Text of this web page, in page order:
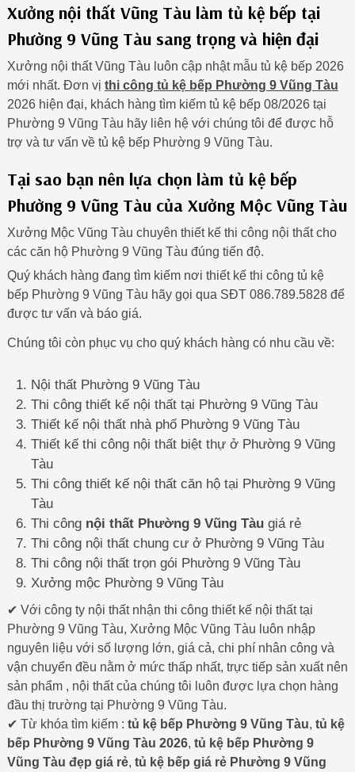
Xưởng nội thất Vũng Tàu làm tủ kệ bếp tại
Phường 9 Vũng Tàu sang trọng và hiện đại
Xưởng nội thất Vũng Tàu luôn cập nhật mẫu tủ kệ bếp 2026
mới nhất. Đơn vị thi công tủ kệ bếp Phường 9 Vũng Tàu
2026 hiện đại, khách hàng tìm kiếm tủ kệ bếp 08/2026 tại
Phường 9 Vũng Tàu hãy liên hệ với chúng tôi để được hỗ
trợ và tư vấn về tủ kệ bếp Phường 9 Vũng Tàu.
Tại sao bạn nên lựa chọn làm tủ kệ bếp
Phường 9 Vũng Tàu của Xưởng Mộc Vũng Tàu
Xưởng Mộc Vũng Tàu chuyên thiết kế thi công nội thất cho
các căn hộ Phường 9 Vũng Tàu đúng tiến độ.
Quý khách hàng đang tìm kiếm nơi thiết kế thi công tủ kệ
bếp Phường 9 Vũng Tàu hãy gọi qua SĐT 086.789.5828 để
được tư vấn và báo giá.
Chúng tôi còn phục vụ cho quý khách hàng có nhu cầu về:
Nội thất Phường 9 Vũng Tàu
Thi công thiết kế nội thất tại Phường 9 Vũng Tàu
Thiết kế nội thất nhà phố Phường 9 Vũng Tàu
Thiết kế thi công nội thất biệt thự ở Phường 9 Vũng
Tàu
Thi công thiết kế nội thất căn hộ tại Phường 9 Vũng
Tàu
Thi công nội thất Phường 9 Vũng Tàugiá rẻ
Thi công nội thất chung cư ở Phường 9 Vũng Tàu
Thi công nội thất trọn gói Phường 9 Vũng Tàu
Xưởng mộc Phường 9 Vũng Tàu
✔ Với công ty nội thất nhận thi công thiết kế nội thất tại
Phường 9 Vũng Tàu, Xưởng Mộc Vũng Tàu luôn nhập
nguyên liệu với số lượng lớn, giá cả, chi phí nhân công và
vận chuyển đều nằm ở mức thấp nhất, trực tiếp sản xuất nên
sản phẩm , nội thất của chúng tôi luôn được lựa chọn hàng
đầu thị trường tại Phường 9 Vũng Tàu.
✔ Từ khóa tìm kiếm : tủ kệ bếp Phường 9 Vũng Tàu, tủ kệ
bếp Phường 9 Vũng Tàu 2026, tủ kệ bếp Phường 9
Vũng Tàu đẹp giá rẻ, tủ kệ bếp giá rẻ Phường 9 Vũng